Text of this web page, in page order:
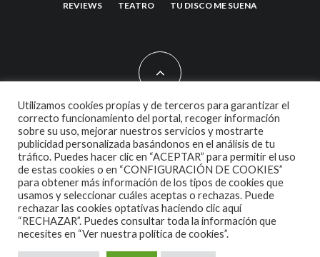
REVIEWS TEATRO TU DISCO ME SUENA
2007 COPYRIGHT -CODETIPITHEME
Utilizamos cookies propias y de terceros para garantizar el
correcto funcionamiento del portal, recoger información
sobre su uso, mejorar nuestros servicios y mostrarte
publicidad personalizada basándonos en el análisis de tu
tráfico. Puedes hacer clic en “ACEPTAR” para permitir el uso
de estas cookies o en “CONFIGURACIÓN DE COOKIES”
para obtener más información de los tipos de cookies que
usamos y seleccionar cuáles aceptas o rechazas. Puede
rechazar las cookies optativas haciendo clic aquí
“RECHAZAR”. Puedes consultar toda la información que
necesites en “Ver nuestra política de cookies”.